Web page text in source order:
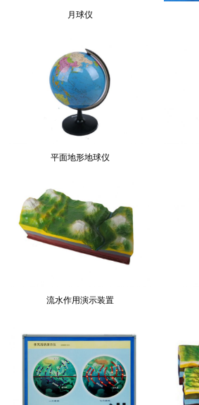
月球仪
平面地形地球仪
流水作用演示装置